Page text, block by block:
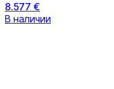
8.577 €
В наличии